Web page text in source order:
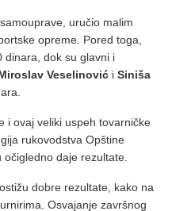
uručio malim
opreme. Pored toga,
dinara, dok su glavni i
Veselinović i Siniša
i ovaj veliki uspeh tovarničke
rukovodstva Opštine
očigledno daje rezultate.
dobre rezultate, kako na
Osvajanje završnog